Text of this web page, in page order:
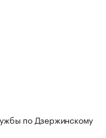
по Дзержинскому